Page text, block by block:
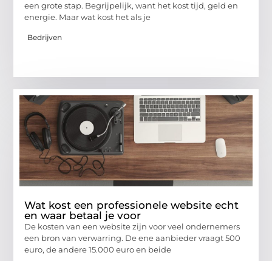
een grote stap. Begrijpelijk, want het kost tijd, geld en
energie. Maar wat kost het als je
Bedrijven
Wat kost een professionele website echt
en waar betaal je voor
De kosten van een website zijn voor veel ondernemers
een bron van verwarring. De ene aanbieder vraagt 500
euro, de andere 15.000 euro en beide